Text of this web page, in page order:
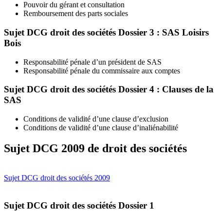
Pouvoir du gérant et consultation
Remboursement des parts sociales
Sujet DCG droit des sociétés Dossier 3 : SAS Loisirs
Bois
Responsabilité pénale d’un président de SAS
Responsabilité pénale du commissaire aux comptes
Sujet DCG droit des sociétés Dossier 4 : Clauses de la
SAS
Conditions de validité d’une clause d’exclusion
Conditions de validité d’une clause d’inaliénabilité
Sujet DCG 2009 de droit des sociétés
Sujet DCG droit des sociétés 2009
Sujet DCG droit des sociétés Dossier 1